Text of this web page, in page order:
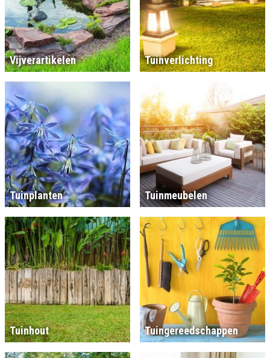
Vijverartikelen Tuinverlichting
Tuinplanten Tuinmeubelen
Tuinhout Tuingereedschappen